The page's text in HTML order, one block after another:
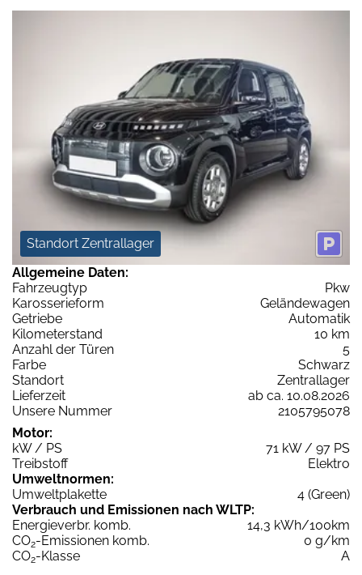
Standort Zentrallager
Allgemeine Daten:
Fahrzeugtyp
Pkw
Karosserieform
Geländewagen
Getriebe
Automatik
Kilometerstand
10 km
Anzahl der Türen
5
Farbe
Schwarz
Standort
Zentrallager
Lieferzeit
ab ca. 10.08.2026
Unsere Nummer
2105795078
Motor:
kW / PS
71 kW / 97 PS
Treibstoff
Elektro
Umweltnormen:
Umweltplakette
4 (Green)
Verbrauch und Emissionen nach WLTP:
Energieverbr. komb.
14,3 kWh/100km
CO2-Emissionen komb.
0 g/km
CO2-Klasse
A